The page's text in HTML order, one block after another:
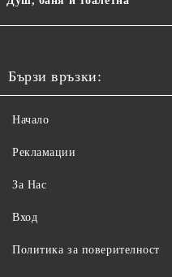
Бързи връзки:
Начало
Рекламации
За Нас
Вход
Политика за поверителност